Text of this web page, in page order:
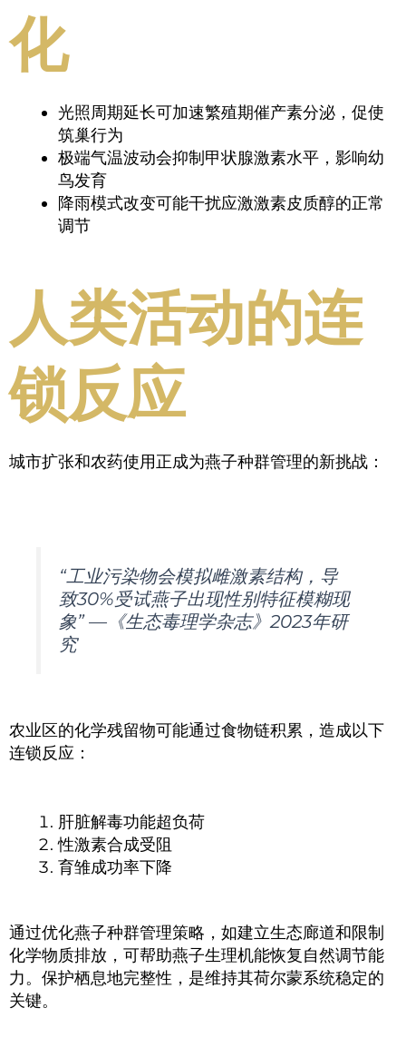
化
光照周期延长可加速繁殖期催产素分泌，促使
筑巢行为
极端气温波动会抑制甲状腺激素水平，影响幼
鸟发育
降雨模式改变可能干扰应激激素皮质醇的正常
调节
人类活动的连
锁反应
城市扩张和农药使用正成为燕子种群管理的新挑战：
“工业污染物会模拟雌激素结构，导
致30%受试燕子出现性别特征模糊现
象” —《生态毒理学杂志》2023年研
究
农业区的化学残留物可能通过食物链积累，造成以下
连锁反应：
肝脏解毒功能超负荷
性激素合成受阻
育雏成功率下降
通过优化燕子种群管理策略，如建立生态廊道和限制
化学物质排放，可帮助燕子生理机能恢复自然调节能
力。保护栖息地完整性，是维持其荷尔蒙系统稳定的
关键。